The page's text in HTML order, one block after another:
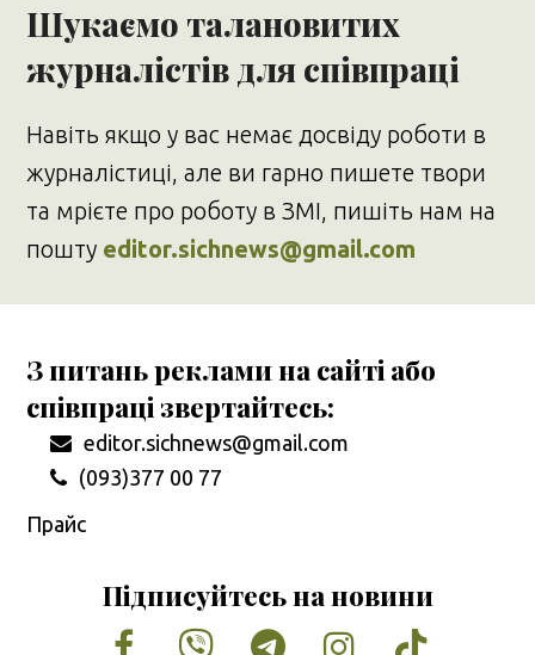
Шукаємо талановитих
журналістів для співпраці
Навіть якщо у вас немає досвіду роботи в
журналістиці, але ви гарно пишете твори
та мрієте про роботу в ЗМІ, пишіть нам на
пошту editor.sichnews@gmail.com
З питань реклами на сайті або
співпраці звертайтесь:
editor.sichnews@gmail.com
(093)377 00 77
Прайс
Підписуйтесь на новини
Facebook
VimeoTumblrInstagram
Tiktok